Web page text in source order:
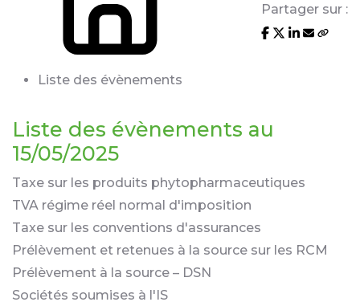
Liste des évènements
Partager sur :
Liste des évènements au
15/05/2025
Taxe sur les produits phytopharmaceutiques
TVA régime réel normal d'imposition
Taxe sur les conventions d'assurances
Prélèvement et retenues à la source sur les RCM
Prélèvement à la source – DSN
Sociétés soumises à l'IS